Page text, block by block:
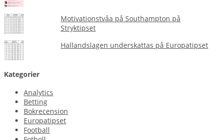
Motivationstvåa på Southampton på
Stryktipset
Hallandslagen underskattas på Europatipset
Kategorier
Analytics
Betting
Bokrecension
Europatipset
Football